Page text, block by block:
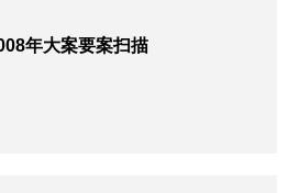
年大案要案扫描